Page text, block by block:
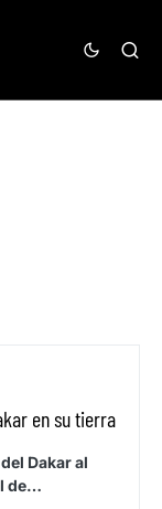
en su tierra
Dakar al
de…